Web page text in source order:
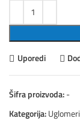
Uporedi
Šifra proizvoda:-
Kategorija:Uglomeri